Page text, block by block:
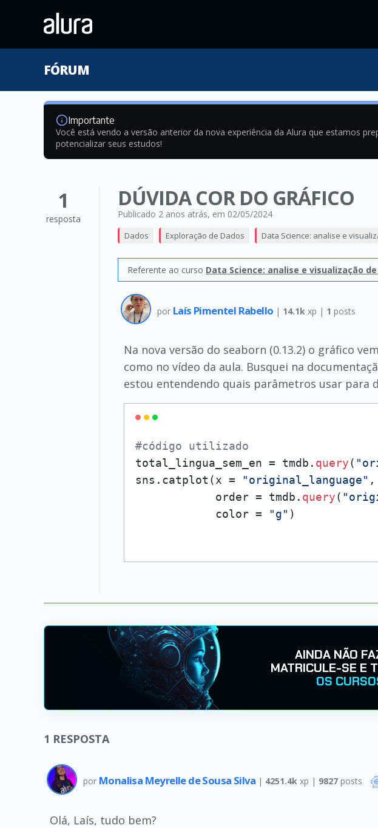
FÓRUM
Importante
Você está vendo a versão anterior da nova experiência da Alura que estamos
potencializar seus estudos!
1
resposta
DÚVIDA COR DO GRÁFICO
Publicado 2 anos atrás, em 02/05/2024
Dados Exploração de Dados Data Science: analise e
Referente ao curso Data Science: analise e visualização
por Laís Pimentel Rabello | 14.1k xp | 1 posts
Na nova versão do seaborn (0.13.2) o gráfico
como no vídeo da aula. Busquei na
estou entendendo quais parâmetros usar para
#código utilizado
total_lingua_sem_en = tmdb. query(
sns.catplot (x = "original_language" ,
            order
= tmdb. query(
            color
= "g" )
AINDA NÃO
MATRICULE-SE E
OS
1 RESPOSTA
por Monalisa Meyrelle de Sousa Silva | 4251.4k xp | 9827 posts
Olá, Laís, tudo bem?